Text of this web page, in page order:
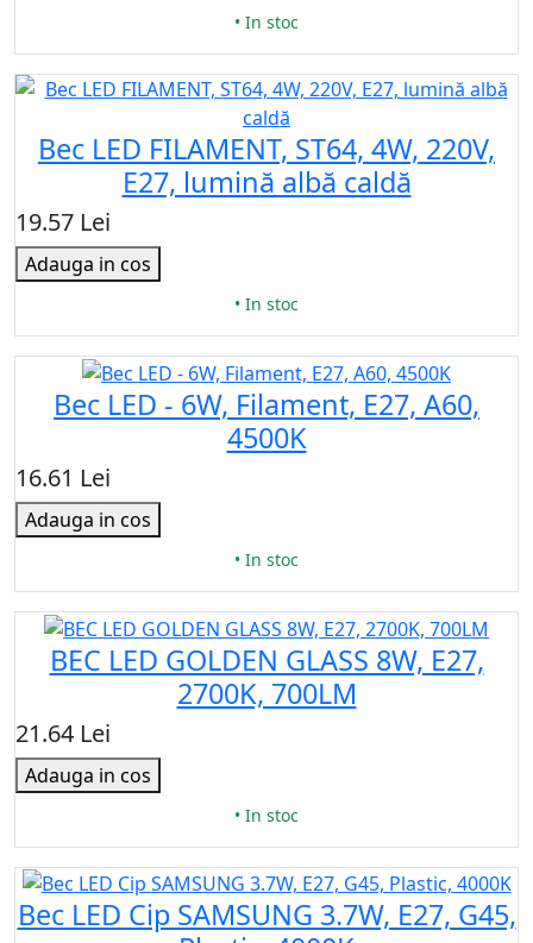
• In stoc
Bec LED FILAMENT, ST64, 4W, 220V,
E27, lumină albă caldă
19.57 Lei
Adauga in cos
• In stoc
Bec LED - 6W, Filament, E27, A60,
4500K
16.61 Lei
Adauga in cos
• In stoc
BEC LED GOLDEN GLASS 8W, E27,
2700K, 700LM
21.64 Lei
Adauga in cos
• In stoc
Bec LED Cip SAMSUNG 3.7W, E27, G45,